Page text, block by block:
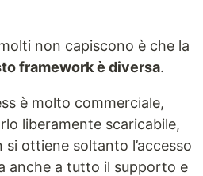
non capiscono è che la
framework è diversa.
è molto commerciale,
liberamente scaricabile,
si ottiene soltanto l’accesso
anche a tutto il supporto e